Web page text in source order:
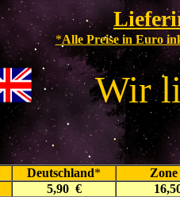
*Alle Preise in Euro
Wir
Deutschland*
Zone
5,90 €